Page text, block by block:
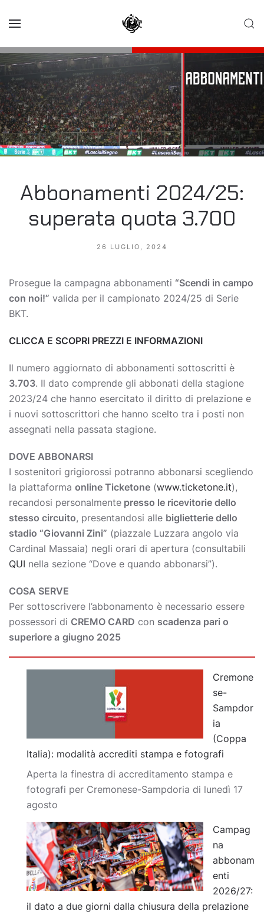
Abbonamenti 2024/25:
superata quota 3.700
26 LUGLIO, 2024
Prosegue la campagna abbonamenti “Scendi in campo
con noi!” valida per il campionato 2024/25 di Serie
BKT.
CLICCA E SCOPRI PREZZI E INFORMAZIONI
Il numero aggiornato di abbonamenti sottoscritti è
3.703. Il dato comprende gli abbonati della stagione
2023/24 che hanno esercitato il diritto di prelazione e
i nuovi sottoscrittori che hanno scelto tra i posti non
assegnati nella passata stagione.
DOVE ABBONARSI
I sostenitori grigiorossi potranno abbonarsi scegliendo
la piattaforma online Ticketone (www.ticketone.it),
recandosi personalmente presso le ricevitorie dello
stesso circuito, presentandosi alle biglietterie dello
stadio “Giovanni Zini” (piazzale Luzzara angolo via
Cardinal Massaia) negli orari di apertura (consultabili
QUI nella sezione “Dove e quando abbonarsi”).
COSA SERVE
Per sottoscrivere l’abbonamento è necessario essere
possessori di CREMO CARD con scadenza pari o
superiore a giugno 2025
Cremone
se-
Sampdor
ia
(Coppa
Italia): modalità accrediti stampa e fotografi
Aperta la finestra di accreditamento stampa e
fotografi per Cremonese-Sampdoria di lunedì 17
agosto
Campag
na
abbonam
enti
2026/27:
il dato a due giorni dalla chiusura della prelazione